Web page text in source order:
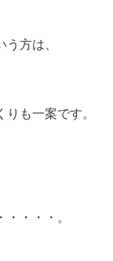
方は、
も一案です。
・・・。